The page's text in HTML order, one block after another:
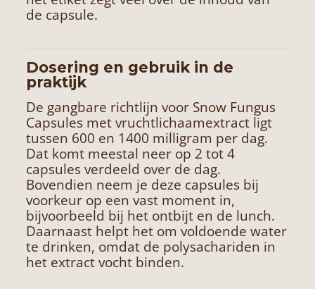
de capsule.
Dosering en gebruik in de
praktijk
De gangbare richtlijn voor Snow Fungus
Capsules met vruchtlichaamextract ligt
tussen 600 en 1400 milligram per dag.
Dat komt meestal neer op 2 tot 4
capsules verdeeld over de dag.
Bovendien neem je deze capsules bij
voorkeur op een vast moment in,
bijvoorbeeld bij het ontbijt en de lunch.
Daarnaast helpt het om voldoende water
te drinken, omdat de polysachariden in
het extract vocht binden.